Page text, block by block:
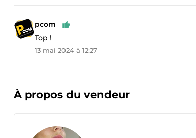
pcom
Top !
13 mai 2024 à 12:27
À propos du vendeur